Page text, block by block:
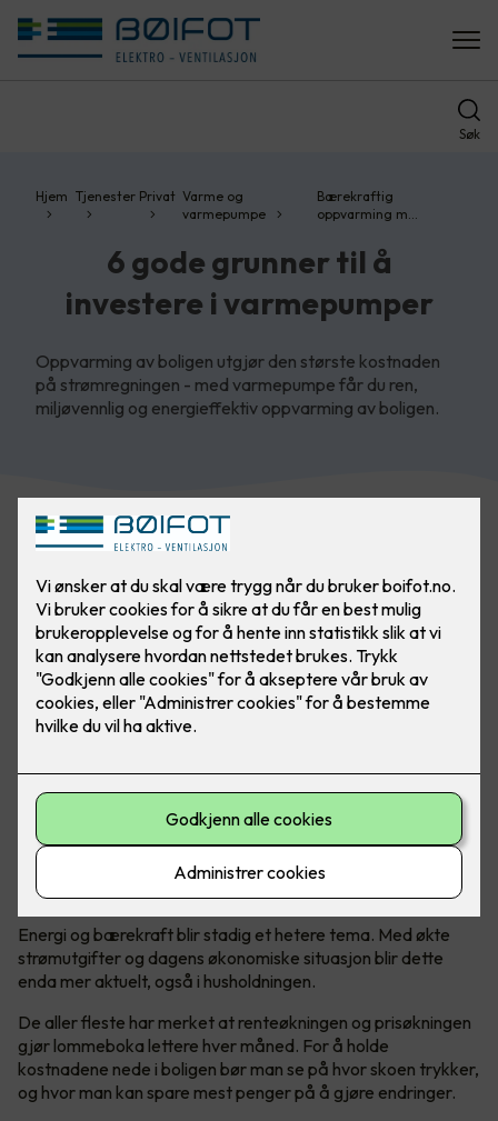
Søk
Hjem Tjenester Privat Varme og
varmepumpe
Bærekraftig
oppvarming m…
6 gode grunner til å
investere i varmepumper
Oppvarming av boligen utgjør den største kostnaden
på strømregningen - med varmepumpe får du ren,
miljøvennlig og energieffektiv oppvarming av boligen.
Moderne varmepumper har utviklet seg veldig de siste
årene, både på design og teknologi.
Hvordan holde kostnadene nede?
Energi og bærekraft blir stadig et hetere tema. Med økte
strømutgifter og dagens økonomiske situasjon blir dette
enda mer aktuelt, også i husholdningen.
De aller fleste har merket at renteøkningen og prisøkningen
gjør lommeboka lettere hver måned. For å holde
kostnadene nede i boligen bør man se på hvor skoen trykker,
og hvor man kan spare mest penger på å gjøre endringer.